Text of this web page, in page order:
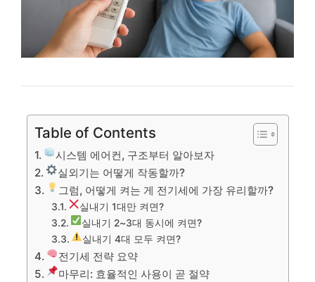
Table of Contents
시스템 에어컨, 구조부터 알아보자
실외기는 어떻게 작동할까?
그럼, 어떻게 켜는 게 전기세에 가장 유리할까?
실내기 1대만 켜면?
실내기 2~3대 동시에 켜면?
실내기 4대 모두 켜면?
전기세 전략 요약
마무리: 효율적인 사용이 곧 절약